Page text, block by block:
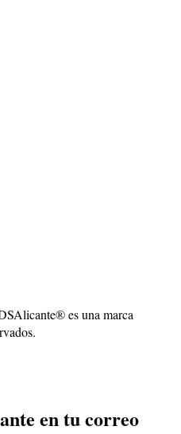
es una marca
en tu correo